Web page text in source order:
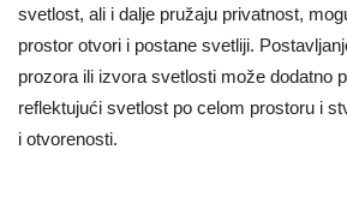
svetlost, ali i dalje pružaju privatnost,
prostor otvori i postane svetliji.
prozora ili izvora svetlosti može dodatno
reflektujući svetlost po celom prostoru i
i otvorenosti.